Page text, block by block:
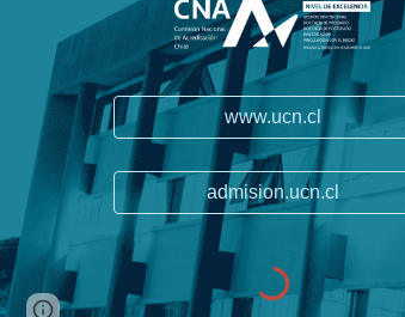
www.ucn.cl
admision.ucn.cl
Report abuse